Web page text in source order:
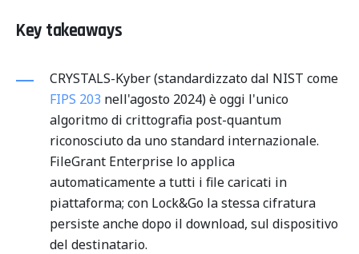
Key takeaways
CRYSTALS-Kyber (standardizzato dal NIST come
FIPS 203 nell'agosto 2024) è oggi l'unico
algoritmo di crittografia post-quantum
riconosciuto da uno standard internazionale.
FileGrant Enterprise lo applica
automaticamente a tutti i file caricati in
piattaforma; con Lock&Go la stessa cifratura
persiste anche dopo il download, sul dispositivo
del destinatario.